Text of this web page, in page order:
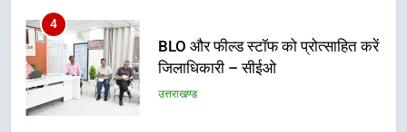
जिलाधिकारी – सीईओ
उत्तराखण्ड